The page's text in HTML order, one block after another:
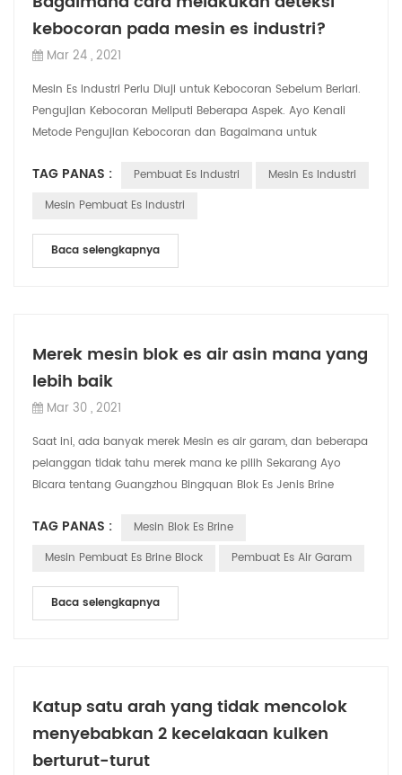
kebocoran pada mesin es industri?
Mar 24 , 2021
Mesin Es Industri Perlu Diuji untuk Kebocoran Sebelum Berlari.
Pengujian Kebocoran Meliputi Beberapa Aspek. Ayo Kenali
Metode Pengujian Kebocoran dan Bagaimana untuk
TAG PANAS : Pembuat Es Industri
Mesin Es Industri
Mesin Pembuat Es Industri
Baca selengkapnya
Merek mesin blok es air asin mana yang
lebih baik
Mar 30 , 2021
Saat ini, ada banyak merek Mesin es air garam, dan beberapa
pelanggan tidak tahu merek mana ke pilih Sekarang Ayo
Bicara tentang Guangzhou Bingquan Blok Es Jenis Brine
TAG PANAS :
Mesin Blok Es Brine
Mesin Pembuat Es Brine Block
Pembuat Es Air Garam
Baca selengkapnya
Katup satu arah yang tidak mencolok
menyebabkan 2 kecelakaan kulken
berturut-turut